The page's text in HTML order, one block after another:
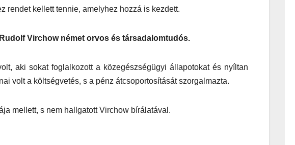
rendet kellett tennie, amelyhez hozzá is kezdett.
Virchow német orvos és társadalomtudós.
aki sokat foglalkozott a közegészségügyi állapotokat és nyíltan
volt a költségvetés, s a pénz átcsoportosítását szorgalmazta.
mellett, s nem hallgatott Virchow bírálatával.